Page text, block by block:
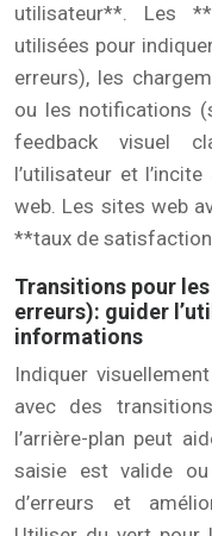
utilisateur**. Les
utilisées pour
erreurs), les
ou les notifications
feedback visuel
l’utilisateur et
web. Les sites web
**taux de
Transitions pour
erreurs): guider
informations
Indiquer
avec des
l’arrière-plan peut
saisie est valide
d’erreurs et